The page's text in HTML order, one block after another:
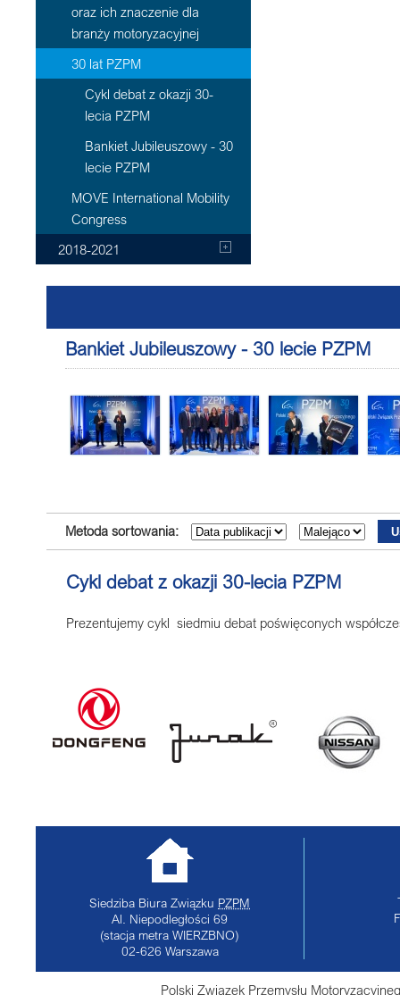
oraz ich znaczenie dla
branży motoryzacyjnej
30 lat PZPM
Cykl debat z okazji 30-
lecia PZPM
Bankiet Jubileuszowy - 30
lecie PZPM
MOVE International Mobility
Congress
2018-2021
Bankiet Jubileuszowy - 30 lecie PZPM
Metoda sortowania:
Cykl debat z okazji 30-lecia PZPM
Prezentujemy cykl siedmiu debat poświęconych
Siedziba Biura Związku PZPM
Al. Niepodległości 69
(stacja metra WIERZBNO)
02-626 Warszawa
Polski Związek Przemysłu